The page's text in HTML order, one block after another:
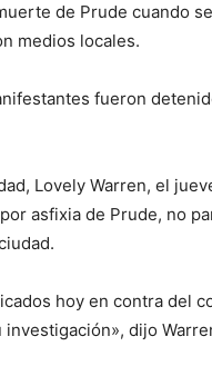
de Prude cuando
medios locales.
fueron
Lovely Warren, el
asfixia de Prude, no
hoy en contra del
dijo